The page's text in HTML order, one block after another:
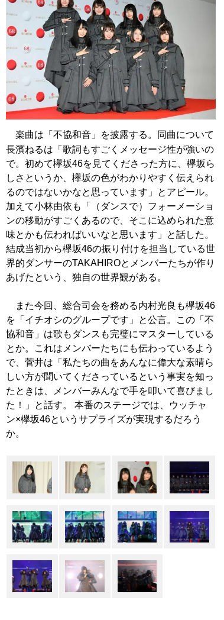
楽曲は「不協和音」を披露する。同曲について
長濱ねるは「歌詞もすごくメッセージ性が強いの
で。初めて欅坂46を見てくださった方に、欅坂ら
しさというか、欅坂の色がわかりやすく伝えられ
るのではないかなと思っています」とアピール。
加えて小林由依も「（ダンスで）フォーメーショ
ンの移動がすごくあるので、そこに込められた意
味とかも伝わればいいなと思います」と話した。
結成当初から欅坂46の振り付けを担当している世
界的ダンサーのTAKAHIROとメンバーたちが作り
あげたという、独自の世界観がある。
また今回、総合司会を務める内村光良も欅坂46
を「イチオシのグループです」と公言。この「不
協和音」は歌もダンスも完璧にマスターしている
とか。これはメンバーたちにも伝わっているよう
で、菅井は「私たちの曲をあんなに偉大な素晴ら
しい方が聞いてくださっているという事実を知っ
たときは、メンバーみんなで手を叩いて喜びまし
た！」と話す。 本番のステージでは、ウッチャ
ン×欅坂46というサプライズが実現するだろう
か。